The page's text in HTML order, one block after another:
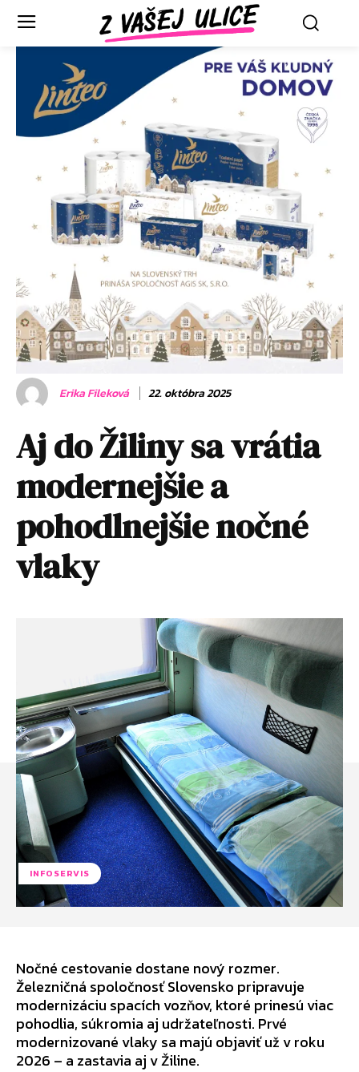
Erika Fileková 22. októbra 2025
Aj do Žiliny sa vrátia
modernejšie a
pohodlnejšie nočné
vlaky
INFOSERVIS
Nočné cestovanie dostane nový rozmer.
Železničná spoločnosť Slovensko pripravuje
modernizáciu spacích vozňov, ktoré prinesú viac
pohodlia, súkromia aj udržateľnosti. Prvé
modernizované vlaky sa majú objaviť už v roku
2026 – a zastavia aj v Žiline.